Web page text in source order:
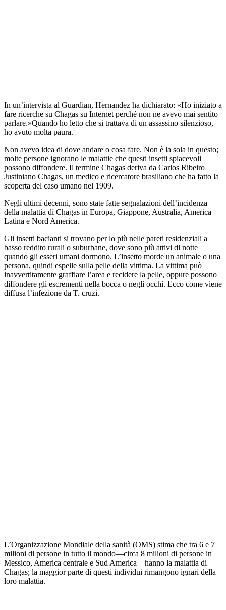
In un’intervista al Guardian, Hernandez ha dichiarato: «Ho iniziato a
fare ricerche su Chagas su Internet perché non ne avevo mai sentito
parlare.»Quando ho letto che si trattava di un assassino silenzioso,
ho avuto molta paura.
Non avevo idea di dove andare o cosa fare. Non è la sola in questo;
molte persone ignorano le malattie che questi insetti spiacevoli
possono diffondere. Il termine Chagas deriva da Carlos Ribeiro
Justiniano Chagas, un medico e ricercatore brasiliano che ha fatto la
scoperta del caso umano nel 1909.
Negli ultimi decenni, sono state fatte segnalazioni dell’incidenza
della malattia di Chagas in Europa, Giappone, Australia, America
Latina e Nord America.
Gli insetti bacianti si trovano per lo più nelle pareti residenziali a
basso reddito rurali o suburbane, dove sono più attivi di notte
quando gli esseri umani dormono. L’insetto morde un animale o una
persona, quindi espelle sulla pelle della vittima. La vittima può
inavvertitamente graffiare l’area e recidere la pelle, oppure possono
diffondere gli escrementi nella bocca o negli occhi. Ecco come viene
diffusa l’infezione da T. cruzi.
L’Organizzazione Mondiale della sanità (OMS) stima che tra 6 e 7
milioni di persone in tutto il mondo—circa 8 milioni di persone in
Messico, America centrale e Sud America—hanno la malattia di
Chagas; la maggior parte di questi individui rimangono ignari della
loro malattia.